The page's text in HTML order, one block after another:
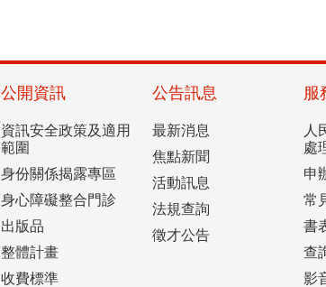
公開資訊
資訊安全政策及適用
範圍
身份關係揭露專區
身心障礙整合門診
出版品
整體計畫
收費標準
公告訊息
最新消息
焦點新聞
活動訊息
法規查詢
徵才公告
服
人
處
申
常
書
查
影